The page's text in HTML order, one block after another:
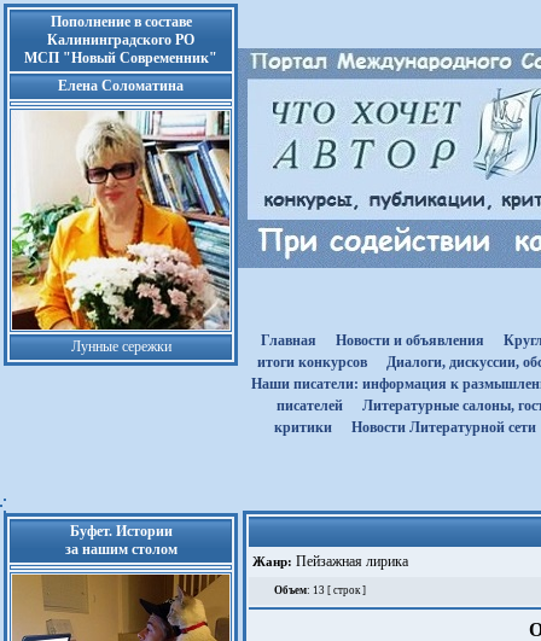
Пополнение в составе
Калининградского РО
МСП "Новый Современник"
Елена Соломатина
Лунные сережки Главная Новости и объявления
итоги конкурсов
Диалоги, дискуссии,
Наши писатели: информация к
писателей
Литературные салоны,
критики
Новости Литературной сети
Буфет. Истории
за нашим столом
Жанр: Пейзажная лирика
Объем: 13 [ строк ]